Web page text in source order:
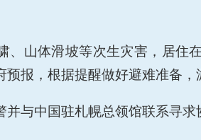
、山体滑坡等次生灾害，居住
报，根据提醒做好避难准备，
并与中国驻札幌总领馆联系寻求